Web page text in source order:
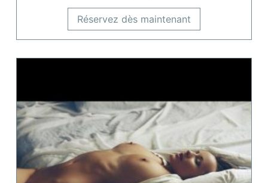
Réservez dès maintenant